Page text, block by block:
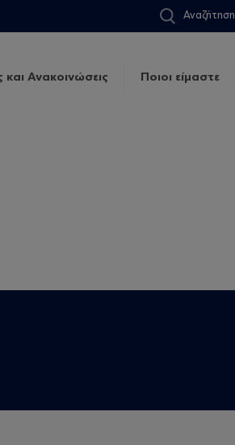
Αναζήτηση
και Ανακοινώσεις Ποιοι είμαστε